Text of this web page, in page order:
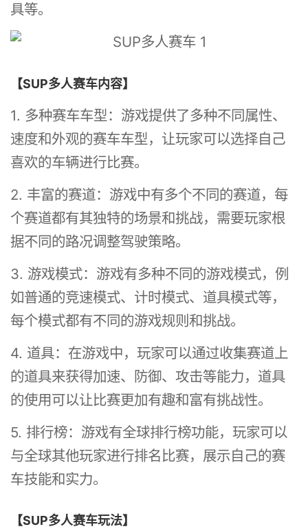
具等。
【SUP多人赛车内容】
1. 多种赛车车型：游戏提供了多种不同属性、
速度和外观的赛车车型，让玩家可以选择自己
喜欢的车辆进行比赛。
2. 丰富的赛道：游戏中有多个不同的赛道，每
个赛道都有其独特的场景和挑战，需要玩家根
据不同的路况调整驾驶策略。
3. 游戏模式：游戏有多种不同的游戏模式，例
如普通的竞速模式、计时模式、道具模式等，
每个模式都有不同的游戏规则和挑战。
4. 道具：在游戏中，玩家可以通过收集赛道上
的道具来获得加速、防御、攻击等能力，道具
的使用可以让比赛更加有趣和富有挑战性。
5. 排行榜：游戏有全球排行榜功能，玩家可以
与全球其他玩家进行排名比赛，展示自己的赛
车技能和实力。
【SUP多人赛车玩法】